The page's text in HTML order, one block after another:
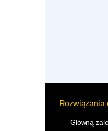
Rozwiązania
Główną